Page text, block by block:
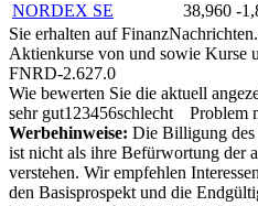
NORDEX SE
38,960 -
Sie erhalten auf
Aktienkurse von und sowie Kurse
FNRD-2.627.0
Wie bewerten Sie die aktuell
sehr gut1 23456schlecht
Problem
Werbehinweise: Die Billigung des
ist nicht als ihre Befürwortung der
verstehen. Wir empfehlen
den Basisprospekt und die